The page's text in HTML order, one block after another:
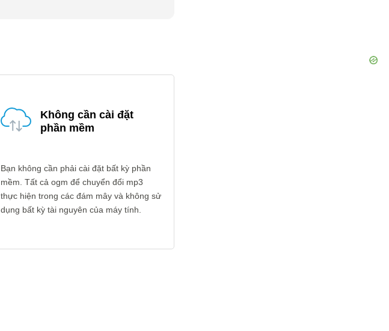
Không cần cài đặt
phần mềm
Bạn không cần phải cài đặt bất kỳ phần
mềm. Tất cả ogm để chuyển đổi mp3
thực hiện trong các đám mây và không sử
dụng bất kỳ tài nguyên của máy tính.